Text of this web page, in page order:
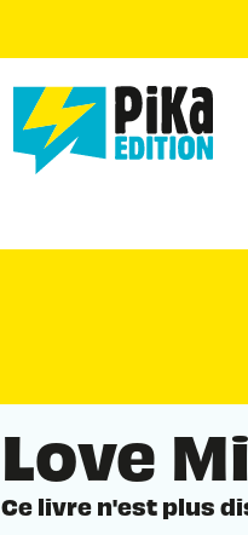
Love
Ce livre n'est plus